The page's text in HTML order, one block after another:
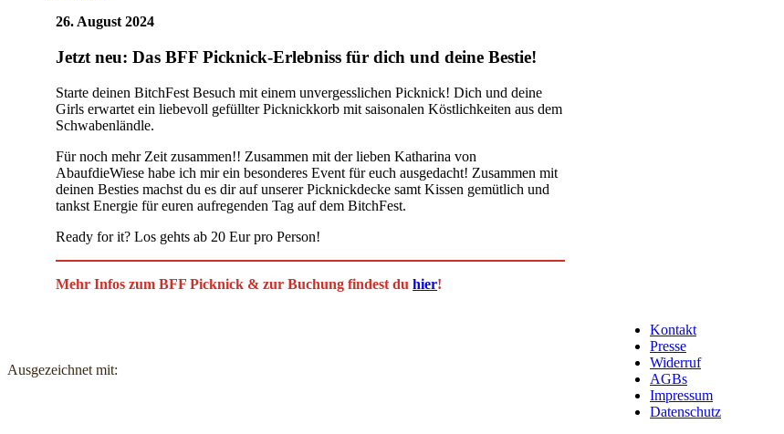
26. August 2024
Jetzt neu: Das BFF Picknick-Erlebniss für dich und deine Bestie!
Starte deinen BitchFest Besuch mit einem unvergesslichen Picknick! Dich und deine
Girls erwartet ein liebevoll gefüllter Picknickkorb mit saisonalen Köstlichkeiten aus dem
Schwabenländle.
Für noch mehr Zeit zusammen!! Zusammen mit der lieben Katharina von
AbaufdieWiese habe ich mir ein besonderes Event für euch ausgedacht! Zusammen mit
deinen Besties machst du es dir auf unserer Picknickdecke samt Kissen gemütlich und
tankst Energie für euren aufregenden Tag auf dem BitchFest.
Ready for it? Los gehts ab 20 Eur pro Person!
Mehr Infos zum BFF Picknick & zur Buchung findest duhier!
Ausgezeichnet mit:
Kontakt
Presse
Widerruf
AGBs
Impressum
Datenschutz